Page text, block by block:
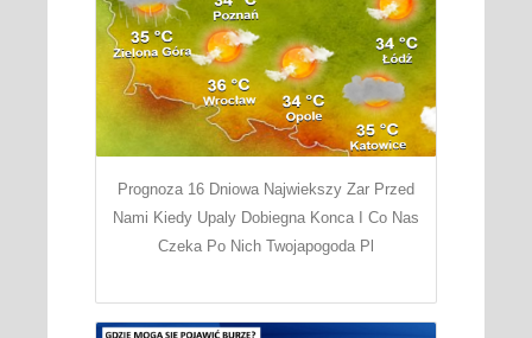
Prognoza 16 Dniowa Najwiekszy Zar Przed
Nami Kiedy Upaly Dobiegna Konca I Co Nas
Czeka Po Nich Twojapogoda Pl